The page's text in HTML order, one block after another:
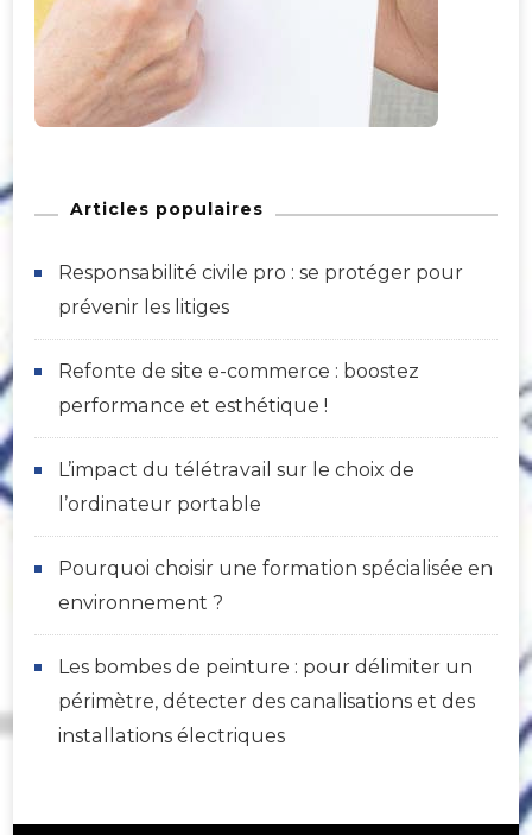
Articles populaires
Responsabilité civile pro : se protéger pour
prévenir les litiges
Refonte de site e-commerce : boostez
performance et esthétique !
L’impact du télétravail sur le choix de
l’ordinateur portable
Pourquoi choisir une formation spécialisée en
environnement ?
Les bombes de peinture : pour délimiter un
périmètre, détecter des canalisations et des
installations électriques